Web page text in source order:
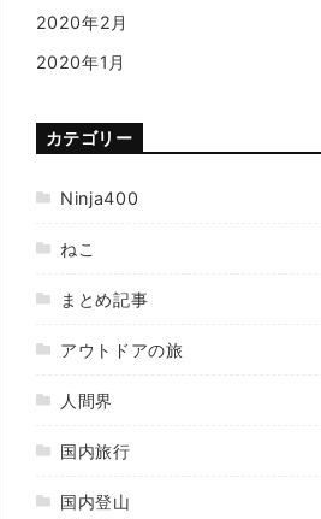
2020年2月
2020年1月
カテゴリー
Ninja400
ねこ
まとめ記事
アウトドアの旅
人間界
国内旅行
国内登山